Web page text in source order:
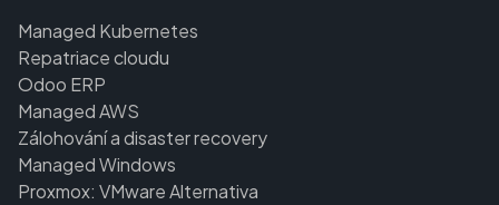
Managed Kubernetes
Repatriace cloudu
Odoo ERP
Managed AWS
Zálohování a disaster recovery
Managed Windows
Proxmox: VMware Alternativa